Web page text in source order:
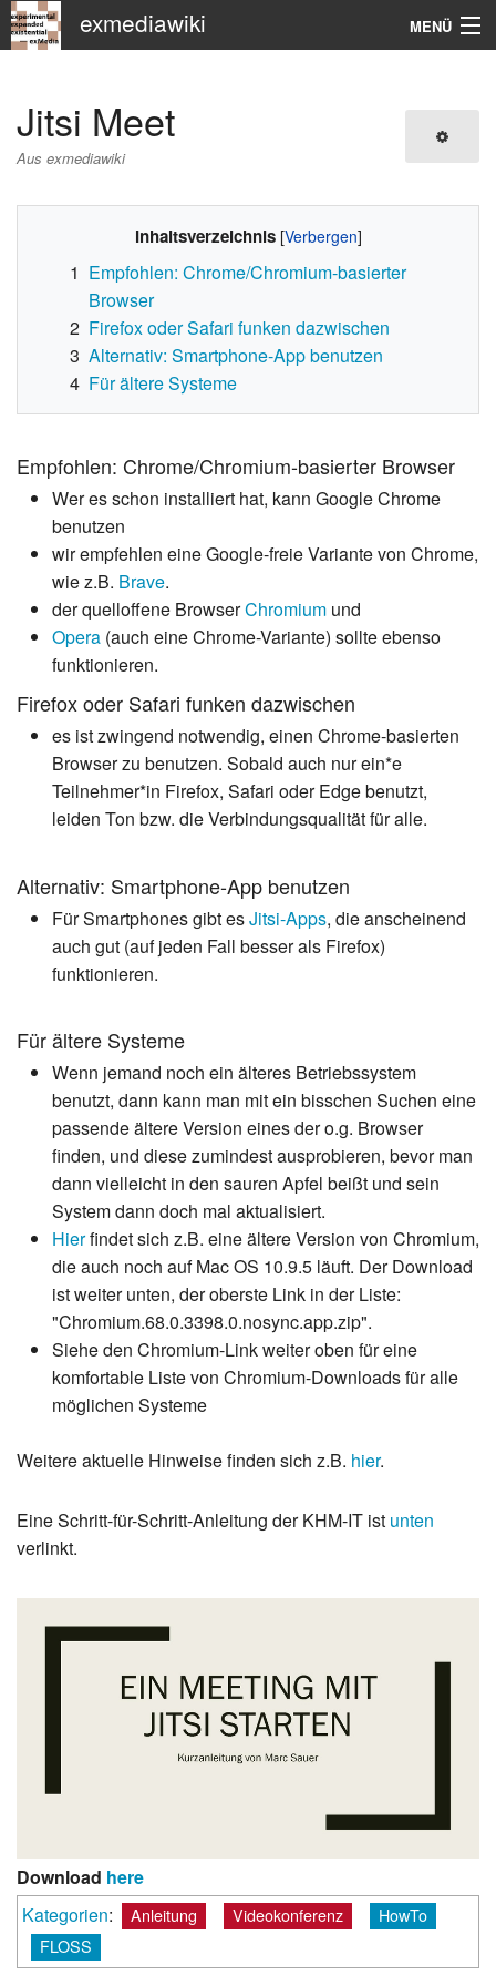
exmediawiki MENÜ
KHM
Jitsi Meet
Aus exmediawiki
Inhaltsverzeichnis
1 Empfohlen: Chrome/Chromium-basierter
Browser
2 Firefox oder Safari funken dazwischen
3 Alternativ: Smartphone-App benutzen
4 Für ältere Systeme
Empfohlen: Chrome/Chromium-basierter Browser
Wer es schon installiert hat, kann Google Chrome
benutzen
wir empfehlen eine Google-freie Variante von Chrome,
wie z.B. Brave.
der quelloffene BrowserChromium und
Opera (auch eine Chrome-Variante) sollte ebenso
funktionieren.
Firefox oder Safari funken dazwischen
es ist zwingend notwendig, einen Chrome-basierten
Browser zu benutzen. Sobald auch nur ein*e
Teilnehmer*in Firefox, Safari oder Edge benutzt,
leiden Ton bzw. die Verbindungsqualität für alle.
Alternativ: Smartphone-App benutzen
Für Smartphones gibt esJitsi-Apps, die anscheinend
auch gut (auf jeden Fall besser als Firefox)
funktionieren.
Für ältere Systeme
Wenn jemand noch ein älteres Betriebssystem
benutzt, dann kann man mit ein bisschen Suchen eine
passende ältere Version eines der o.g. Browser
finden, und diese zumindest ausprobieren, bevor man
dann vielleicht in den sauren Apfel beißt und sein
System dann doch mal aktualisiert.
Hierfindet sich z.B. eine ältere Version von Chromium,
die auch noch auf Mac OS 10.9.5 läuft. Der Download
ist weiter unten, der oberste Link in der Liste:
"Chromium.68.0.3398.0.nosync.app.zip".
Siehe den Chromium-Link weiter oben für eine
komfortable Liste von Chromium-Downloads für alle
möglichen Systeme
Weitere aktuelle Hinweise finden sich z.B. hier.
Eine Schritt-für-Schritt-Anleitung der KHM-IT ist unten
verlinkt.
Download here
Kategorien: Anleitung Videokonferenz
HowTo
FLOSS